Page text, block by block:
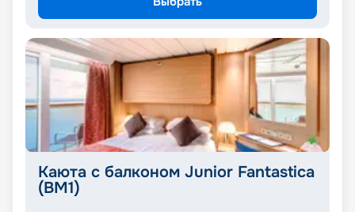
Каюта с балконом Junior Fantastica
(BM1)